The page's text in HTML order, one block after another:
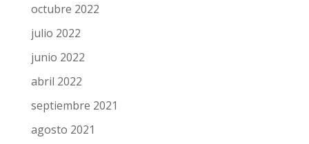
octubre 2022
julio 2022
junio 2022
abril 2022
septiembre 2021
agosto 2021